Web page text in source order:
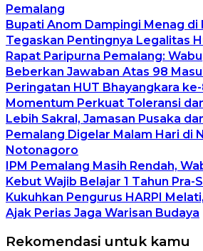
Pemalang
Bupati Anom Dampingi Menag di
Tegaskan Pentingnya Legalitas
Rapat Paripurna Pemalang:
Beberkan Jawaban Atas 98
Peringatan HUT Bhayangkara
Momentum Perkuat Toleransi
Lebih Sakral, Jamasan Pusaka
Pemalang Digelar Malam Hari di
Notonagoro
IPM Pemalang Masih Rendah,
Kebut Wajib Belajar 1 Tahun Pra-
Kukuhkan Pengurus HARPI
Ajak Perias Jaga Warisan Budaya
Rekomendasi untuk kamu